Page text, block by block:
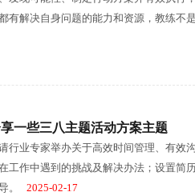
有解决自身问题的能力和资源，教练不
一些三八主题活动方案主题
行业专家举办关于高效时间管理、有效
工作中遇到的挑战及解决办法；设置简
。
2025-02-17